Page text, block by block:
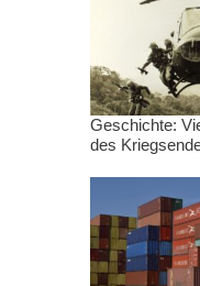
Geschichte:
des